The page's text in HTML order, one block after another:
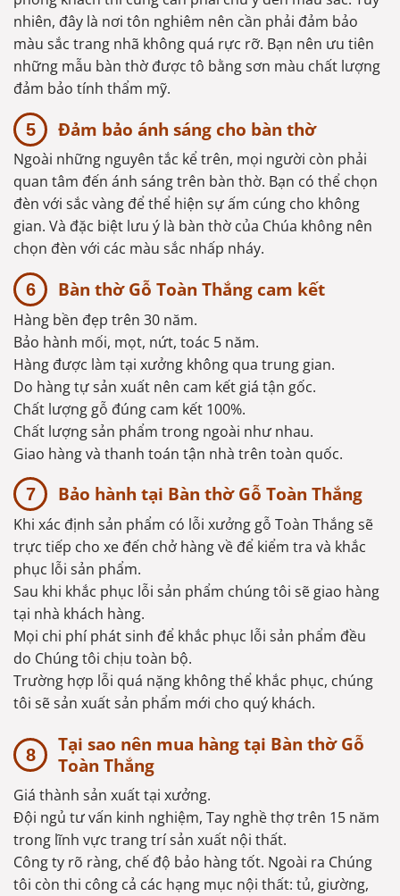
nhiên, đây là nơi tôn nghiêm nên cần phải đảm bảo
màu sắc trang nhã không quá rực rỡ. Bạn nên ưu tiên
những mẫu bàn thờ được tô bằng sơn màu chất lượng
đảm bảo tính thẩm mỹ.
Đảm bảo ánh sáng cho bàn thờ
Ngoài những nguyên tắc kể trên, mọi người còn phải
quan tâm đến ánh sáng trên bàn thờ. Bạn có thể chọn
đèn với sắc vàng để thể hiện sự ấm cúng cho không
gian. Và đặc biệt lưu ý là bàn thờ của Chúa không nên
chọn đèn với các màu sắc nhấp nháy.
Bàn thờ Gỗ Toàn Thắng cam kết
Hàng bền đẹp trên 30 năm.
Bảo hành mối, mọt, nứt, toác 5 năm.
Hàng được làm tại xưởng không qua trung gian.
Do hàng tự sản xuất nên cam kết giá tận gốc.
Chất lượng gỗ đúng cam kết 100%.
Chất lượng sản phẩm trong ngoài như nhau.
Giao hàng và thanh toán tận nhà trên toàn quốc.
Bảo hành tại Bàn thờ Gỗ Toàn Thắng
Khi xác định sản phẩm có lỗi xưởng gỗ Toàn Thắng sẽ
trực tiếp cho xe đến chở hàng về để kiểm tra và khắc
phục lỗi sản phẩm.
Sau khi khắc phục lỗi sản phẩm chúng tôi sẽ giao hàng
tại nhà khách hàng.
Mọi chi phí phát sinh để khắc phục lỗi sản phẩm đều
do Chúng tôi chịu toàn bộ.
Trường hợp lỗi quá nặng không thể khắc phục, chúng
tôi sẽ sản xuất sản phẩm mới cho quý khách.
Tại sao nên mua hàng tại Bàn thờ Gỗ
Toàn Thắng
Giá thành sản xuất tại xưởng.
Đội ngủ tư vấn kinh nghiệm, Tay nghề thợ trên 15 năm
trong lĩnh vực trang trí sản xuất nội thất.
Công ty rõ ràng, chế độ bảo hàng tốt. Ngoài ra Chúng
tôi còn thi công cả các hạng mục nội thất: tủ, giường,